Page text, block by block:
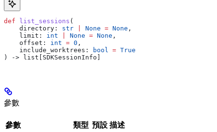
def list_sessions (
    directory
: str None = None ,
    limit
: int None = None ,
    offset
: int = 0 ,
    include_worktrees
: bool = True
) -> list[SDKSessionInfo]
參數
參數 類型 預設 描述